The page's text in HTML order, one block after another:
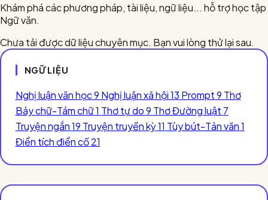
Khám phá các phương pháp, tài liệu, ngữ liệu... hỗ trợ học tập
Ngữ văn.
Chưa tải được dữ liệu chuyên mục. Bạn vui lòng thử lại sau.
NGỮ LIỆU
Nghị luận văn học9 Nghị luận xã hội13 Prompt9 Thơ
Bảy chữ-Tám chữ1 Thơ tự do9 Thơ Đường luật 7
Truyện ngắn19 Truyện truyền kỳ11 Tùy bút-Tản văn1
Điển tích điển cố 21